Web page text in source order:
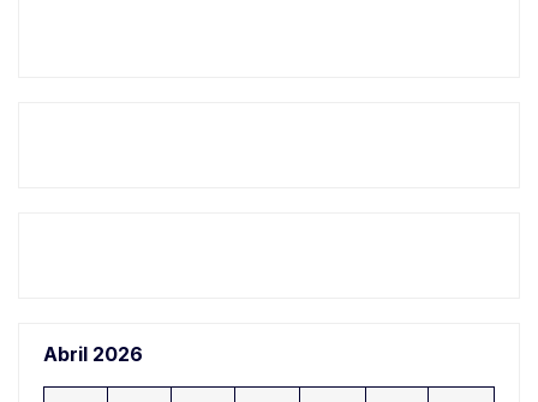
Abril 2026